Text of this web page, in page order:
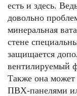
есть и здесь.
довольно
минеральная
стене
защищается
вентилируемый
Также она может
ПВХ-панелями